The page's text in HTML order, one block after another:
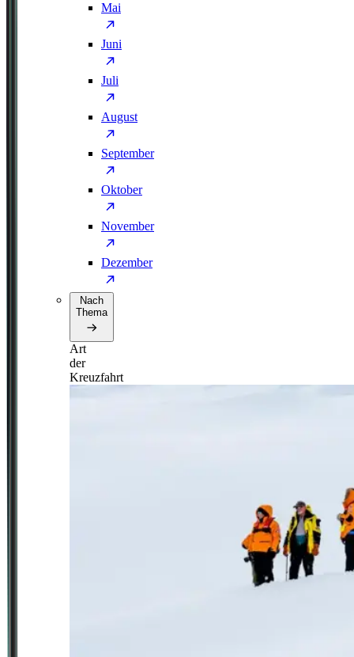
Mai
Juni
Juli
August
September
Oktober
November
Dezember
Nach
Thema
Art
der
Kreuzfahrt